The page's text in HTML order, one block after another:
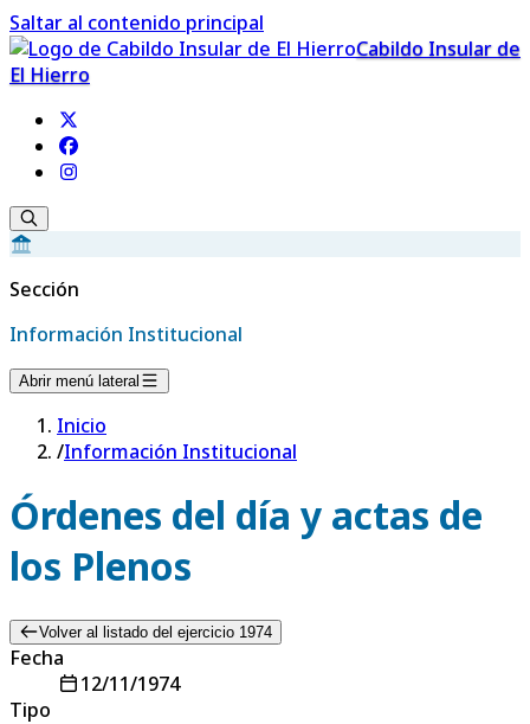
Saltar al contenido principal
Cabildo Insular de
El Hierro
Sección
Información Institucional
Abrir menú lateral
Inicio
/Información Institucional
Órdenes del día y actas de
los Plenos
Volver al listado del ejercicio 1974
Fecha
12/11/1974
Tipo